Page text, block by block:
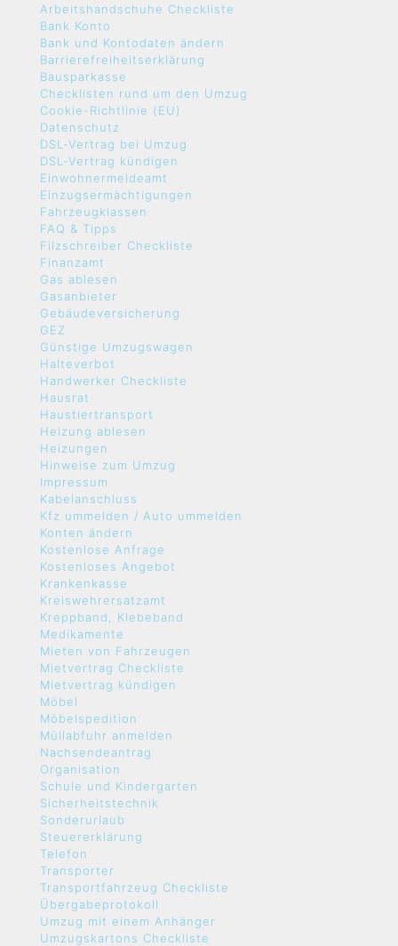
Arbeitshandschuhe Checkliste
Bank Konto
Bank und Kontodaten ändern
Barrierefreiheitserklärung
Bausparkasse
Checklisten rund um den Umzug
Cookie-Richtlinie (EU)
Datenschutz
DSL-Vertrag bei Umzug
DSL-Vertrag kündigen
Einwohnermeldeamt
Einzugsermächtigungen
Fahrzeugklassen
FAQ & Tipps
Filzschreiber Checkliste
Finanzamt
Gas ablesen
Gasanbieter
Gebäudeversicherung
GEZ
Günstige Umzugswagen
Halteverbot
Handwerker Checkliste
Hausrat
Haustiertransport
Heizung ablesen
Heizungen
Hinweise zum Umzug
Impressum
Kabelanschluss
Kfz ummelden / Auto ummelden
Konten ändern
Kostenlose Anfrage
Kostenloses Angebot
Krankenkasse
Kreiswehrersatzamt
Kreppband, Klebeband
Medikamente
Mieten von Fahrzeugen
Mietvertrag Checkliste
Mietvertrag kündigen
Möbel
Möbelspedition
Müllabfuhr anmelden
Nachsendeantrag
Organisation
Schule und Kindergarten
Sicherheitstechnik
Sonderurlaub
Steuererklärung
Telefon
Transporter
Transportfahrzeug Checkliste
Übergabeprotokoll
Umzug mit einem Anhänger
Umzugskartons Checkliste